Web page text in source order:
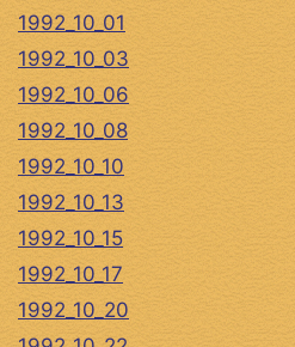
1992_10_01
1992_10_03
1992_10_06
1992_10_08
1992_10_10
1992_10_13
1992_10_15
1992_10_17
1992_10_20